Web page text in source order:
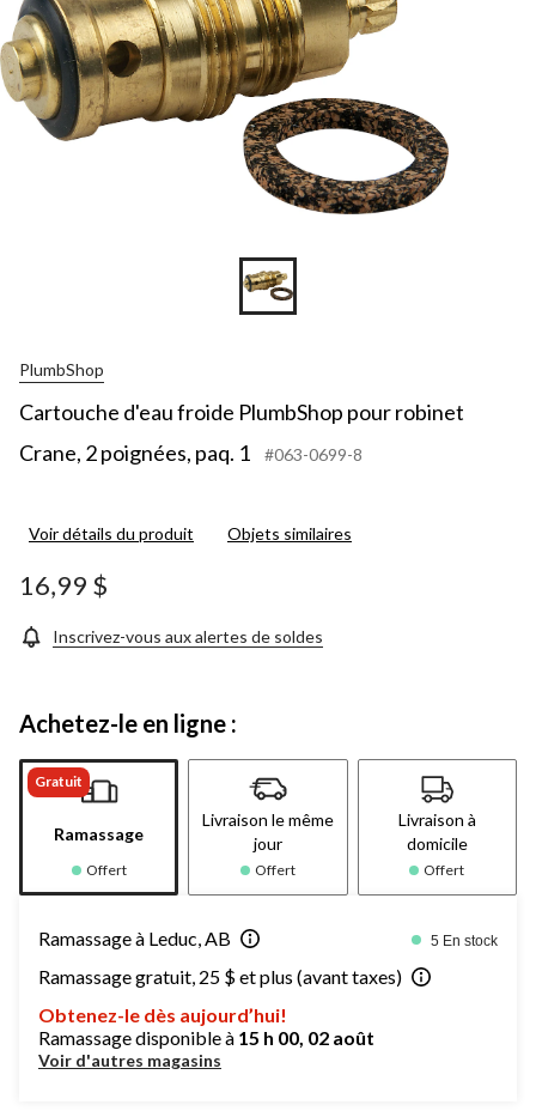
PlumbShop
Cartouche d'eau froide PlumbShop pour robinet
Crane, 2 poignées, paq. 1
#063-0699-8
Voir détails du produit Objets similaires
16,99 $
Inscrivez-vous aux alertes de soldes
Achetez-le en ligne :
Gratuit
Ramassage
Offert
Livraison le même
jour
Offert
Livraison à
domicile
Offert
Ramassage à Leduc, AB 5 En stock
Ramassage gratuit, 25 $ et plus (avant taxes)
Obtenez-le dès aujourd’hui!
Ramassage disponible à 15 h 00, 02 août
Voir d'autres magasins